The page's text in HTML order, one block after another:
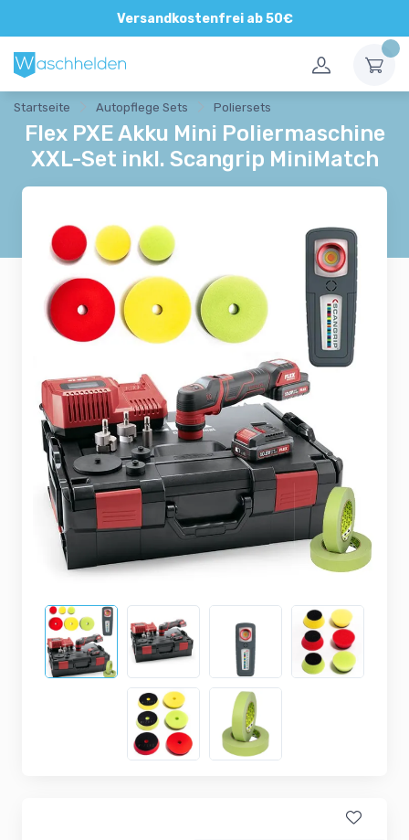
Versandkostenfrei ab 50€
Direkte und persönliche Beratung
Startseite Autopflege Sets Poliersets
Flex PXE Akku Mini Poliermaschine
XXL-Set inkl. Scangrip MiniMatch